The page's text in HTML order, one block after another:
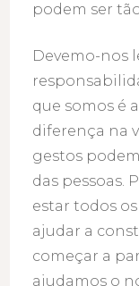
podem ser
Devemo-nos
que somos é
diferença na
gestos
das pessoas.
estar todos
ajudar a
começar a
ajudamos o